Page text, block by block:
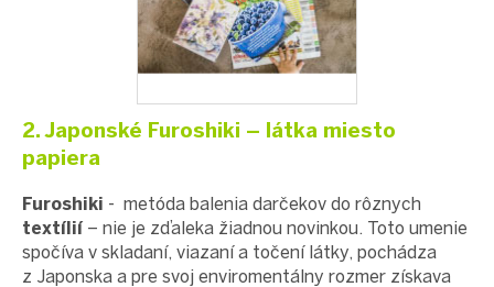
2. Japonské Furoshiki – látka miesto
papiera
Furoshiki - metóda balenia darčekov do rôznych
textílií – nie je zďaleka žiadnou novinkou. Toto umenie
spočíva v skladaní, viazaní a točení látky, pochádza
z Japonska a pre svoj enviromentálny rozmer získava